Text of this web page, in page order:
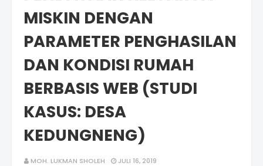
MISKIN DENGAN
PARAMETER PENGHASILAN
DAN KONDISI RUMAH
BERBASIS WEB (STUDI
KASUS: DESA
KEDUNGNENG)
MOH. LUKMAN SHOLEH JULI 16, 2019